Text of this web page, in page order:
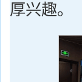
厚兴趣。